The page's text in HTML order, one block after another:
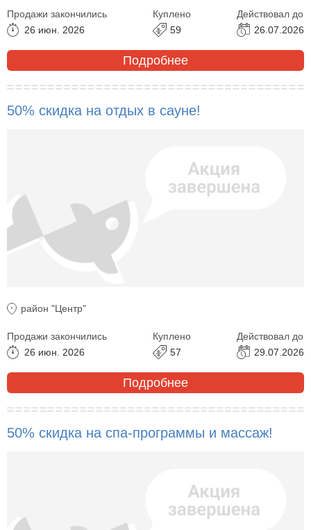
Продажи закончились
26 июн. 2026
Куплено
59
Действовал до
26.07.2026
Подробнее
50% скидка на отдых в сауне!
район "Центр"
Продажи закончились
26 июн. 2026
Куплено
57
Действовал до
29.07.2026
Подробнее
50% скидка на спа-программы и массаж!